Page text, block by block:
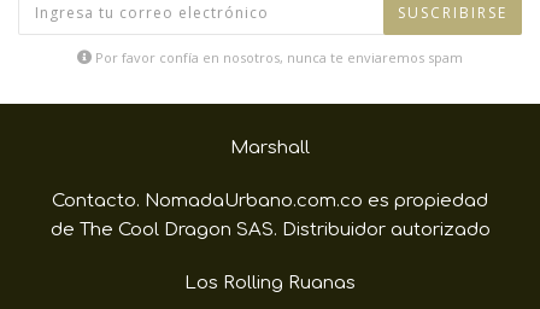
SUSCRIBIRSE
Por favor confía en nosotros, nunca te enviaremos spam
Marshall
Contacto. NomadaUrbano.com.co es propiedad
de The Cool Dragon SAS. Distribuidor autorizado
Los Rolling Ruanas